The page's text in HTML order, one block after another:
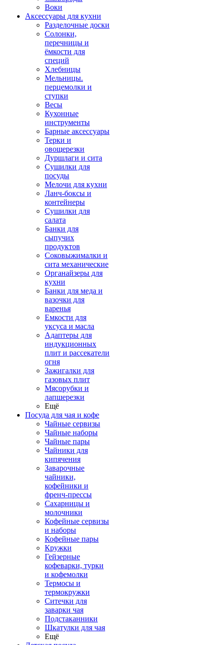
Воки
Аксессуары для кухни
Разделочные доски
Солонки,
перечницы и
ёмкости для
специй
Хлебницы
Мельницы.
перцемолки и
ступки
Весы
Кухонные
инструменты
Барные аксессуары
Терки и
овощерезки
Дуршлаги и сита
Сушилки для
посуды
Мелочи для кухни
Ланч-боксы и
контейнеры
Сушилки для
салата
Банки для
сыпучих
продуктов
Соковыжималки и
сита механические
Органайзеры для
кухни
Банки для меда и
вазочки для
варенья
Емкости для
уксуса и масла
Адаптеры для
индукционных
плит и рассекатели
огня
Зажигалки для
газовых плит
Мясорубки и
лапшерезки
Ещё
Посуда для чая и кофе
Чайные сервизы
Чайные наборы
Чайные пары
Чайники для
кипячения
Заварочные
чайники,
кофейники и
френч-прессы
Сахарницы и
молочники
Кофейные сервизы
и наборы
Кофейные пары
Кружки
Гейзерные
кофеварки, турки
и кофемолки
Термосы и
термокружки
Ситечки для
заварки чая
Подстаканники
Шкатулки для чая
Ещё